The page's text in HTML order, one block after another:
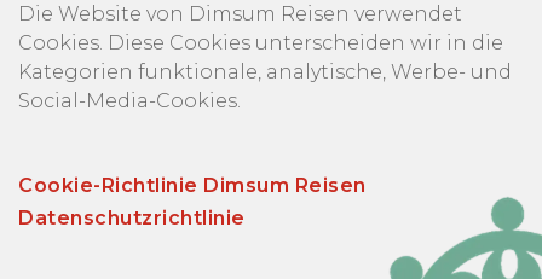
Die Website von Dimsum Reisen verwendet
Cookies. Diese Cookies unterscheiden wir in die
Kategorien funktionale, analytische, Werbe- und
Social-Media-Cookies.
Cookie-Richtlinie Dimsum Reisen
Datenschutzrichtlinie